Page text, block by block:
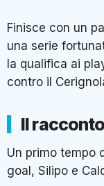
Finisce con un
una serie
la qualifica ai
contro il
Il
Un primo tempo
goal, Silipo e